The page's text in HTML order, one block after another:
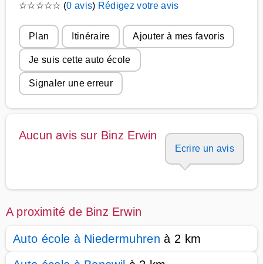
☆☆☆☆☆ (0 avis) Rédigez votre avis
Plan Itinéraire Ajouter à mes favoris
Je suis cette auto école
Signaler une erreur
Aucun avis sur Binz Erwin
Ecrire un avis
A proximité de Binz Erwin
Auto école à Niedermuhren à 2 km